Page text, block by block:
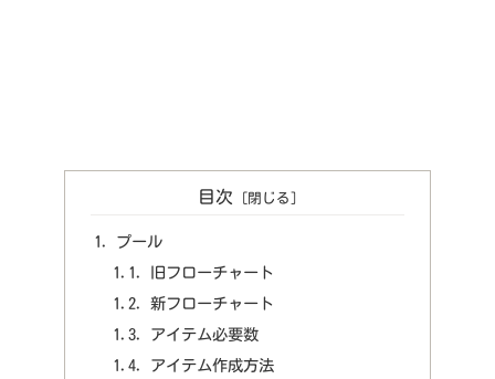
目次
プール
旧フローチャート
新フローチャート
アイテム必要数
アイテム作成方法